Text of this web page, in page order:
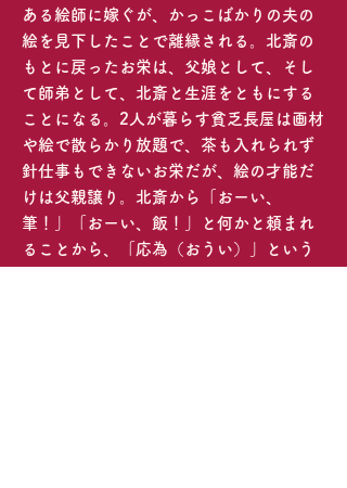
ある絵師に嫁ぐが、かっこばかりの夫の
絵を見下したことで離縁される。北斎の
もとに戻ったお栄は、父娘として、そし
て師弟として、北斎と生涯をともにする
ことになる。2人が暮らす貧乏長屋は画材
や絵で散らかり放題で、茶も入れられず
針仕事もできないお栄だが、絵の才能だ
けは父親譲り。北斎から「おーい、
筆！」「おーい、飯！」と何かと頼まれ
ることから、「応為（おうい）」という